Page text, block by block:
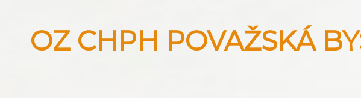
OZ CHPH POVAŽSKÁ